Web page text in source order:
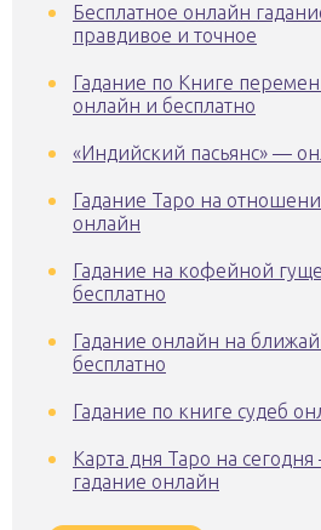
Бесплатное онлайн
правдивое и точное
Гадание по Книге
онлайн и бесплатно
«Индийский пасьянс» —
Гадание Таро на
онлайн
Гадание на кофейной
бесплатно
Гадание онлайн на
бесплатно
Гадание по книге судеб
Карта дня Таро на
гадание онлайн